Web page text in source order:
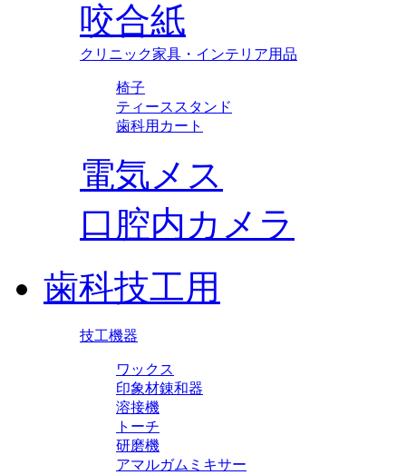
咬合紙
クリニック家具・インテリア用品
椅子
ティーススタンド
歯科用カート
電気メス
口腔内カメラ
歯科技工用
技工機器
ワックス
印象材錬和器
溶接機
トーチ
研磨機
アマルガムミキサー